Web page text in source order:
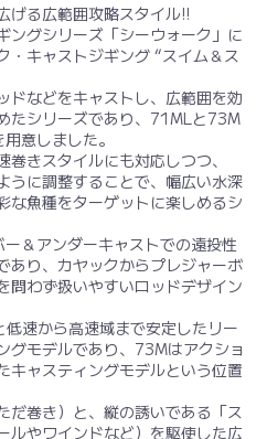
げる広範囲攻略スタイル!!
ングシリーズ「シーウォーク」に
・キャストジギング “スイム＆ス
ドなどをキャストし、広範囲を効
たシリーズであり、71MLと73M
意しました。
きスタイルにも対応しつつ、
うに調整することで、幅広い水深
な魚種をターゲットに楽しめるシ
＆アンダーキャストでの遠投性
あり、カヤックからプレジャーボ
問わず扱いやすいロッドデザイン
速から高速域まで安定したリー
グモデルであり、73Mはアクショ
キャスティングモデルという位置
だ巻き）と、縦の誘いである「ス
ルやワインドなど）を駆使した広